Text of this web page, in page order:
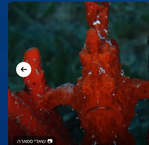
📷 שאדי סמארה